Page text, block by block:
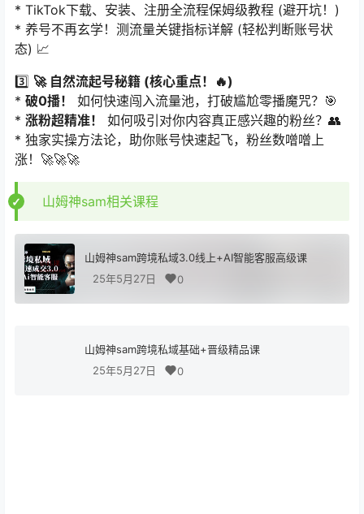
* TikTok下载、安装、注册全流程保姆级教程 (避开坑！)
* 养号不再玄学！测流量关键指标详解 (轻松判断账号状
态) 📈
3️⃣ ​ 🚀 自然流起号秘籍 (核心重点！🔥)​
* ​ 破0播！​
​ 如何快速闯入流量池，打破尴尬零播魔咒？🎯
* ​ 涨粉超精准！​
​ 如何吸引对你内容真正感兴趣的粉丝？👥
* 独家实操方法论，助你账号快速起飞，粉丝数噌噌上
涨！🚀🚀🚀
山姆神sam相关课程
山姆神sam跨境私域3.0线上+AI智能客服高级课
25年5月27日
0
山姆神sam跨境私域基础+晋级精品课
25年5月27日
0